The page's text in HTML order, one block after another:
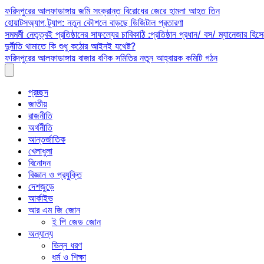
Skip
to
content
ফরিদপুরের আলফাডাঙ্গায় জমি সংক্রান্ত বিরোধের জেরে হামলা আহত তিন
হোয়াটসঅ্যাপ ট্র্যাপ: নতুন কৌশলে বাড়ছে ডিজিটাল প্রতারণা
সমমর্মী নেতৃত্বই প্রতিষ্ঠানের সাফল্যের চাবিকাঠি :প্রতিষ্ঠান প্রধান/ বস/ ম্যানেজার
দুর্নীতি থামাতে কি শুধু কঠোর আইনই যথেষ্ট?
ফরিদপুরের আলফাডাঙ্গায় বাজার বণিক সমিতির নতুন আহ্বায়ক কমিটি গঠন
প্রচ্ছদ
জাতীয়
রাজনীতি
অর্থনীতি
আন্তর্জাতিক
খেলাধুলা
বিনোদন
বিজ্ঞান ও প্রযুক্তি
দেশজুড়ে
আর্কাইভ
আর এম জি জোন
ই পি জেড জোন
অন্যান্য
ভিন্ন ধরণ
ধর্ম ও শিক্ষা